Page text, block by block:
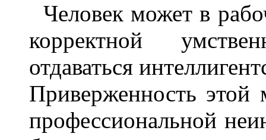
Человек может в
корректной
отдаваться
Приверженность этой
профессиональной